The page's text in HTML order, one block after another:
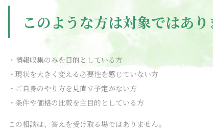
このような方は対象ではあ
・情報収集のみを目的としている方
・現状を大きく変える必要性を感じていない方
・ご自身のやり方を見直す予定がない方
・条件や価格の比較を主目的としている方
この相談は、答えを受け取る場ではありません。